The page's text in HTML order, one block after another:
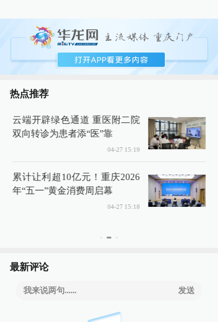
热点推荐
云端开辟绿色通道 重医附二院
双向转诊为患者添“医”靠
04-27 15:19
累计让利超10亿元！重庆2026
年“五一”黄金消费周启幕
04-27 15:18
最新评论
我来说两句...... 发送